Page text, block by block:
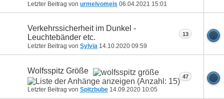
Letzter Beitrag von urmelvomeis 06.04.2021 15:01
Verkehrssicherheit im Dunkel -
Leuchtebänder etc.
Letzter Beitrag von Sylvia 14.10.2020 09:59
13
Wolfsspitz Größe
Letzter Beitrag von Spitzbube 14.09.2020 10:05
47